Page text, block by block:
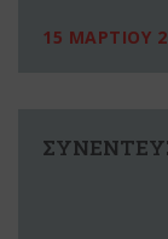
15 ΜΑΡΤΙΟΥ